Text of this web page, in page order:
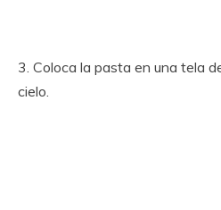
3. Coloca la pasta en una tela
cielo.